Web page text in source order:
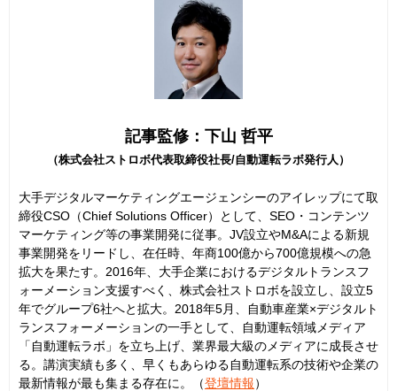
記事監修：下山 哲平
（株式会社ストロボ代表取締役社長/自動運転ラボ発行人）
大手デジタルマーケティングエージェンシーのアイレップにて取
締役CSO（Chief Solutions Officer）として、SEO・コンテンツ
マーケティング等の事業開発に従事。JV設立やM&Aによる新規
事業開発をリードし、在任時、年商100億から700億規模への急
拡大を果たす。2016年、大手企業におけるデジタルトランスフ
ォーメーション支援すべく、株式会社ストロボを設立し、設立5
年でグループ6社へと拡大。2018年5月、自動車産業×デジタルト
ランスフォーメーションの一手として、自動運転領域メディア
「自動運転ラボ」を立ち上げ、業界最大級のメディアに成長させ
る。講演実績も多く、早くもあらゆる自動運転系の技術や企業の
最新情報が最も集まる存在に。（登壇情報）